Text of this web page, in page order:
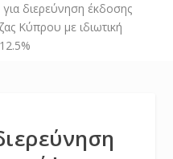
διερεύνηση έκδοσης
Κύπρου με ιδιωτική